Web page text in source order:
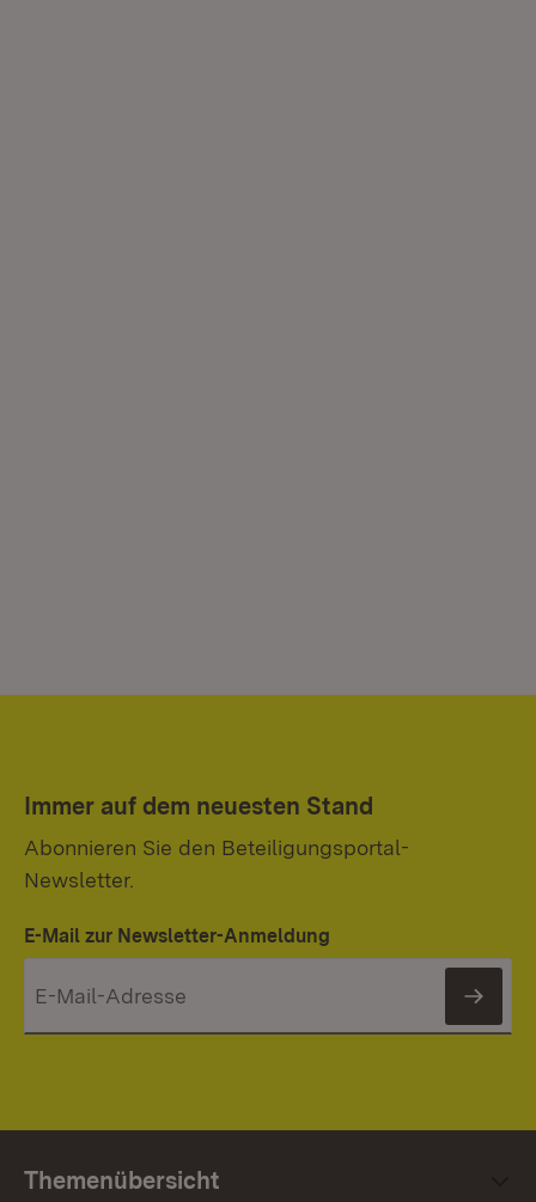
Immer auf dem neuesten Stand
Abonnieren Sie den Beteiligungsportal-
Newsletter.
E-Mail zur Newsletter-Anmeldung
Themenübersicht